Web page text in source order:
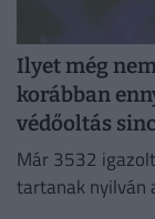
Ilyet még
korábban
védőoltás
Már 3532
tartanak nyilván